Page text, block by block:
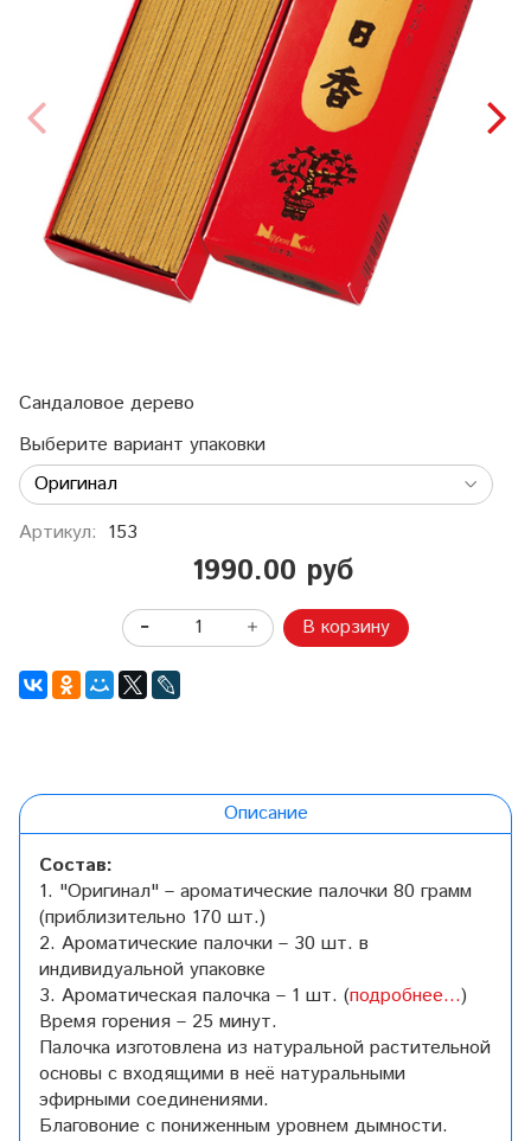
Сандаловое дерево
Выберите вариант упаковки
Артикул: 153
1990.00 руб
В корзину
Описание
Состав:
1. "Оригинал" – ароматические палочки 80 грамм
(приблизительно 170 шт.)
2. Ароматические палочки – 30 шт. в
индивидуальной упаковке
3. Ароматическая палочка – 1 шт. (подробнее...)
Время горения – 25 минут.
Палочка изготовлена из натуральной растительной
основы с входящими в неё натуральными
эфирными соединениями.
Благовоние с пониженным уровнем дымности.